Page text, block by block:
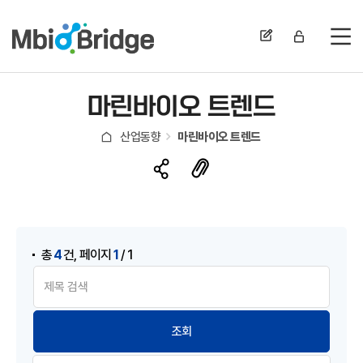
전
마린바이오 트렌드
산업동향 마린바이오 트렌드
총4건 ,페이지1/ 1